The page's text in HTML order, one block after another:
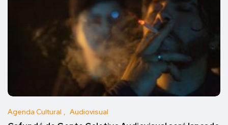
Agenda Cultural Audiovisual